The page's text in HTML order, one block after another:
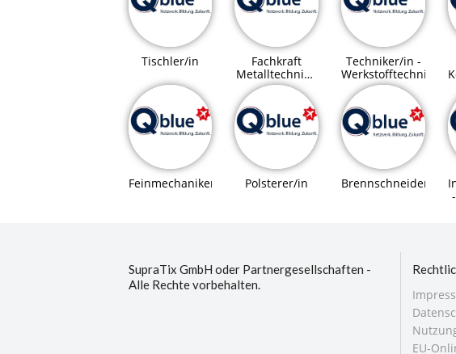
Tischler/in
Fachkraft
Metalltechnik /
Montagetechnik
Techniker/in -
Werkstofftechnik
Feinmechaniker/in Polsterer/in Brennschneider/in
SupraTix GmbH oder Partnergesellschaften -
Alle Rechte vorbehalten.
EU-